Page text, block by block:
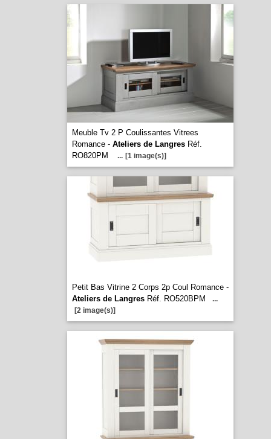
Meuble Tv 2 P Coulissantes Vitrees
Romance - Ateliers de LangresRéf.
RO820PM
... [1 image(s)]
Petit Bas Vitrine 2 Corps 2p Coul Romance -
Ateliers de LangresRéf. RO520BPM
...
[2 image(s)]